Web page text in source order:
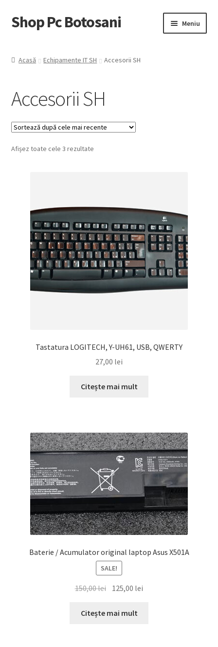
Sari
la
Sari
la
Shop Pc Botosani Meniu
Coş
Trimite Comanda
Acasă Echipamente IT SH Accesorii SH
Accesorii SH
Afișez toate cele 3 rezultateSortat
Tastatura LOGITECH, Y-UH61, USB, QWERTY
27,00 lei
Citește mai mult
Baterie / Acumulator original laptop Asus X501A
SALE!
150,00lei Prețul
a
125,00 lei
Citește mai mult